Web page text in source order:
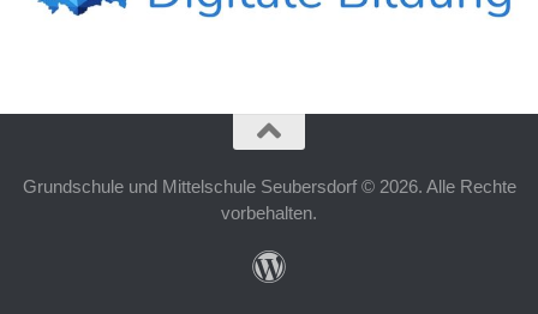
Grundschule und Mittelschule Seubersdorf © 2026. Alle Rechte
vorbehalten.